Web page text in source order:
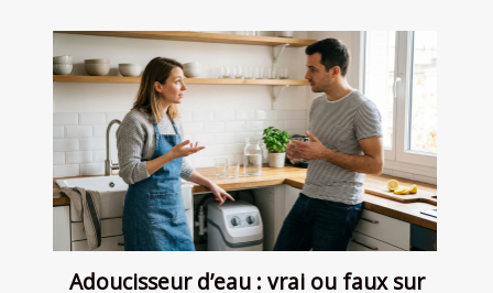
Adoucisseur d’eau : vrai ou faux sur